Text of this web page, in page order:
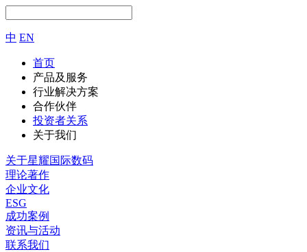
中 EN
首页
产品及服务
行业解决方案
合作伙伴
投资者关系
关于我们
关于星耀国际数码
理论著作
企业文化
ESG
成功案例
资讯与活动
联系我们